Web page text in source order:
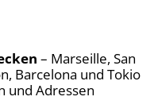
– Marseille, San
Barcelona und Tokio
und Adressen